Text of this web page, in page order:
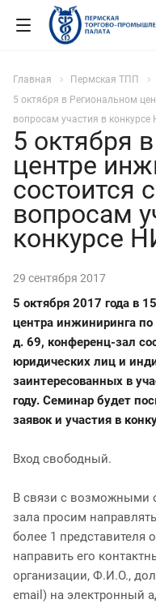
Главная Пермская ТПП
5 октября в Региональном
вопросам участия в
5 октября
центре
состоится
вопросам
конкурсе
29 сентября 2017
5 октября 2017 года в
центра инжиниринга по
д. 69, конференц-зал
юридических лиц и
заинтересованных в
году. Семинар будет
заявок и участия в
Вход свободный.
В связи с возможными
зала просим
более 1 представителя
направить его
организации, Ф.И.О.,
email) на электронный